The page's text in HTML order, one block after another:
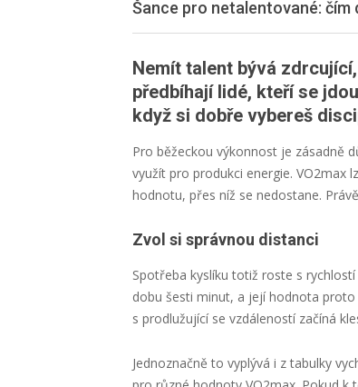
Šance pro netalentované: čím
Nemít talent bývá
předbíhají lidé, kteří se
když si dobře vybereš
Pro běžeckou výkonnost je zásadně
využít pro produkci energie. VO2max
hodnotu, přes níž se nedostane.
Zvol si správnou distanci
Spotřeba kyslíku totiž roste s
dobu šesti minut, a její hodnota
s prodlužující se vzdáleností začíná
Jednoznačně to vyplývá i z tabulky